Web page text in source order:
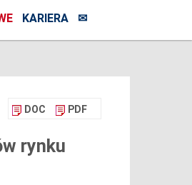
KARIERA ✉
DOC PDF
rynku